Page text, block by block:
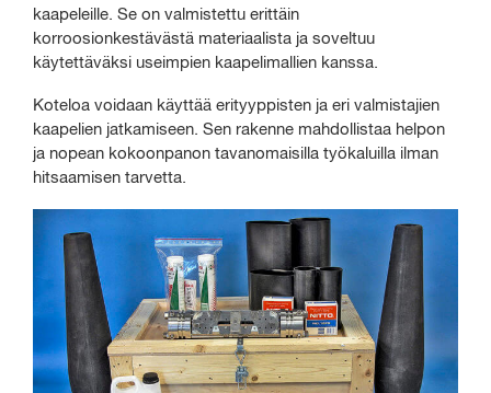
kaapeleille. Se on valmistettu erittäin
korroosionkestävästä materiaalista ja soveltuu
käytettäväksi useimpien kaapelimallien kanssa.
Koteloa voidaan käyttää erityyppisten ja eri valmistajien
kaapelien jatkamiseen. Sen rakenne mahdollistaa helpon
ja nopean kokoonpanon tavanomaisilla työkaluilla ilman
hitsaamisen tarvetta.